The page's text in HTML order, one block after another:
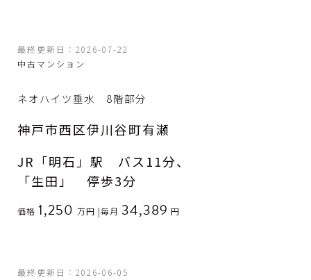
最終更新日：2026-07-22
中古マンション
ネオハイツ垂水 8階部分
神戸市西区伊川谷町有瀬
JR「明石」駅 バス11分、
「生田」 停歩3分
価格 1,250 万円 |毎月 34,389 円
最終更新日：2026-06-05